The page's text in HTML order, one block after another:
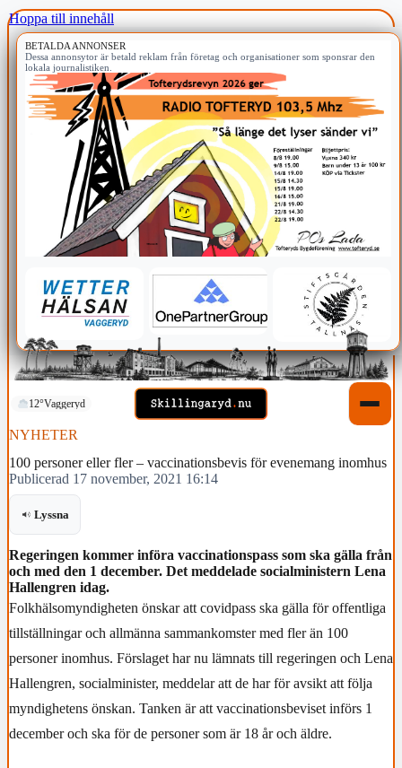
Hoppa till innehåll
BETALDA ANNONSER
Dessa annonsytor är betald reklam från företag och organisationer som sponsrar den
lokala journalistiken.
12°Vaggeryd
NYHETER
100 personer eller fler – vaccinationsbevis för evenemang inomhus
Publicerad 17 november, 2021 16:14
Lyssna
Regeringen kommer införa vaccinationspass som ska gälla från
och med den 1 december. Det meddelade socialministern Lena
Hallengren idag.
Folkhälsomyndigheten önskar att covidpass ska gälla för offentliga
tillställningar och allmänna sammankomster med fler än 100
personer inomhus. Förslaget har nu lämnats till regeringen och Lena
Hallengren, socialminister, meddelar att de har för avsikt att följa
myndighetens önskan. Tanken är att vaccinationsbeviset införs 1
december och ska för de personer som är 18 år och äldre.